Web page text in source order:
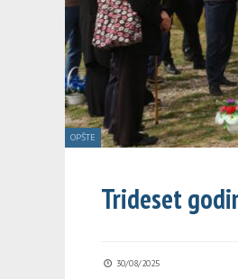
OPŠTE
Trideset
30/08/2025